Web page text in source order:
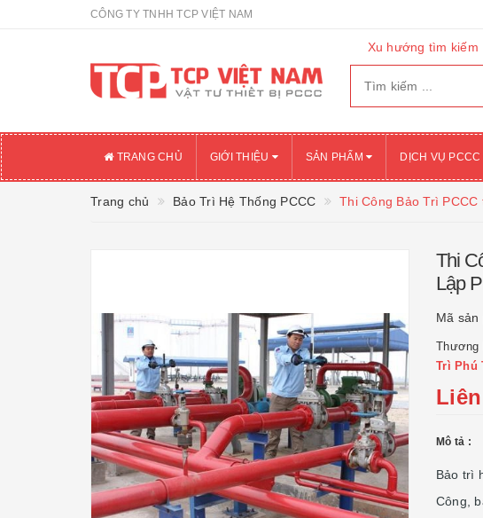
CÔNG TY TNHH TCP VIỆT NAM
Xu hướng tìm kiếm
TRANG CHỦ GIỚI THIỆU SẢN PHẨM DỊCH VỤ PCCC
Trang chủ Bảo Trì Hệ Thống PCCC Thi Công Bảo Trì
Thi
Lập
Mã sản
Thương
Trì Phú
Mô tả :
Bảo trì
Công,